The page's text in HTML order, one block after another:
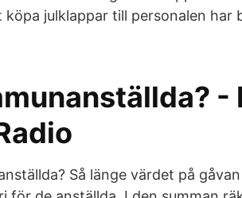
julklappar till personalen har
-
Så länge värdet på